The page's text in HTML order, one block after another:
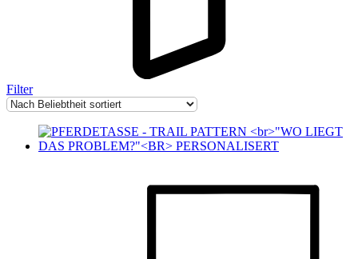
Filter